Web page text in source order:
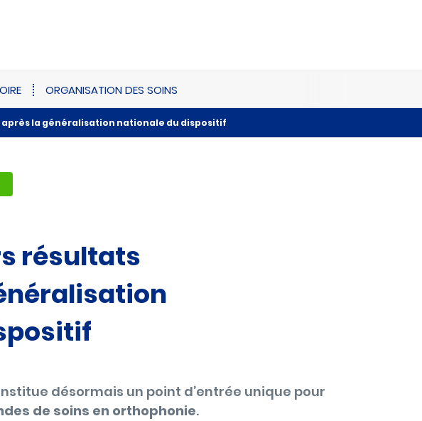
ORGANISATION DES SOINS
la généralisation nationale du dispositif
résultats
désormais un point d’entrée unique pour
de soins en orthophonie.